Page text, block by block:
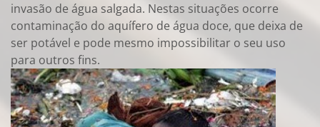
invasão de água salgada. Nestas situações ocorre
contaminação do aquífero de água doce, que deixa de
ser potável e pode mesmo impossibilitar o seu uso
para outros fins.